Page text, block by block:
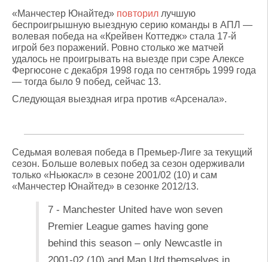
«Манчестер Юнайтед» повторил лучшую
беспроигрышную выездную серию команды в АПЛ —
волевая победа на «Крейвен Коттедж» стала 17-й
игрой без поражений. Ровно столько же матчей
удалось не проигрывать на выезде при сэре Алексе
Фергюсоне с декабря 1998 года по сентябрь 1999 года
— тогда было 9 побед, сейчас 13.
Следующая выездная игра против «Арсенала».
Седьмая волевая победа в Премьер-Лиге за текущий
сезон. Больше волевых побед за сезон одерживали
только «Ньюкасл» в сезоне 2001/02 (10) и сам
«Манчестер Юнайтед» в сезонке 2012/13.
7 - Manchester United have won seven
Premier League games having gone
behind this season – only Newcastle in